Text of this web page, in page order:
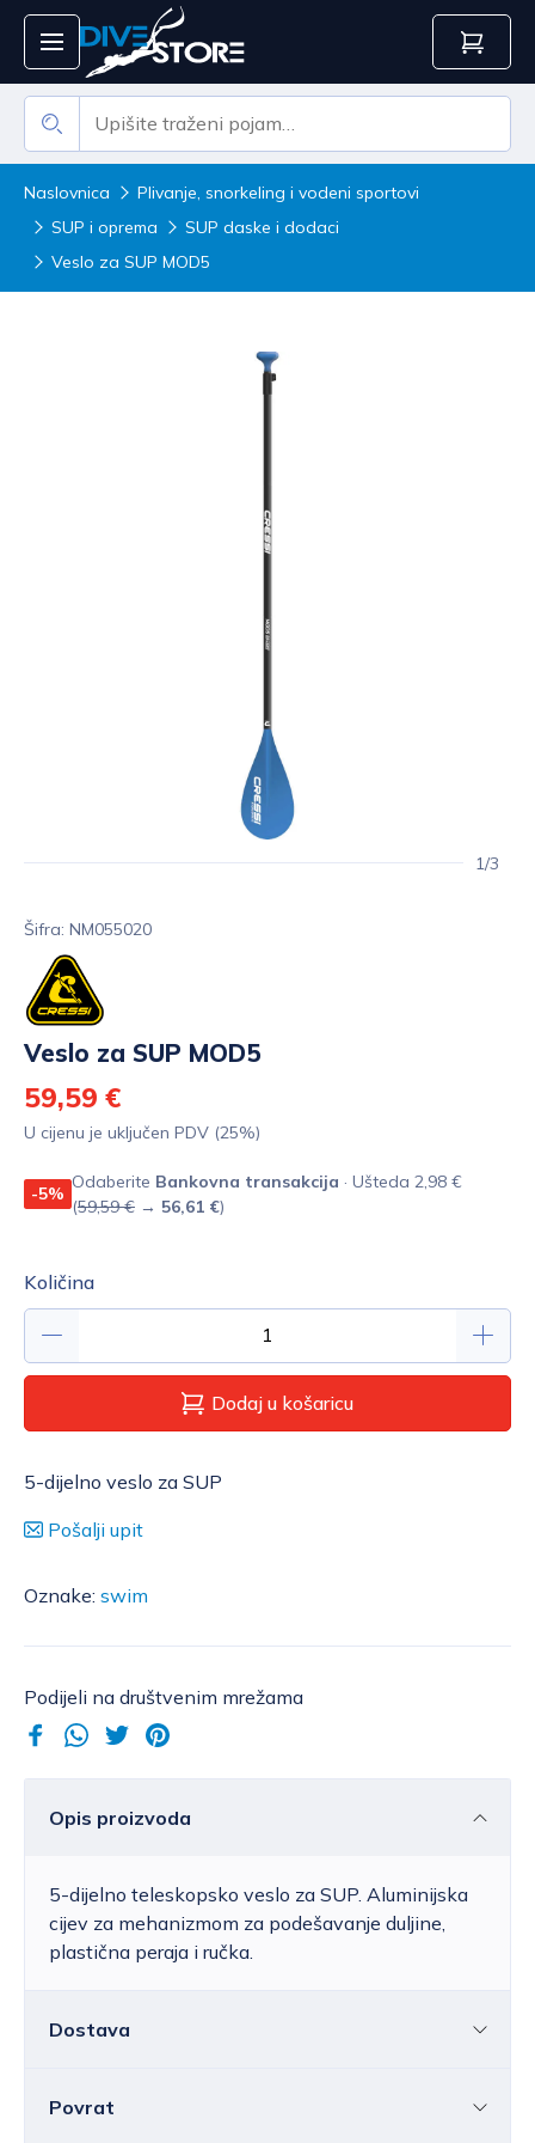
Naslovnica
Plivanje, snorkeling i vodeni sportovi
SUP i oprema
SUP daske i dodaci
Veslo za SUP MOD5
1/3
Šifra: NM055020
Veslo za SUP MOD5
59,59 €
U cijenu je uključen PDV (25%)
-5%
Odaberite Bankovna transakcija · Ušteda 2,98 €
(59,59 € → 56,61 €)
Količina
Dodaj u košaricu
5-dijelno veslo za SUP
Pošalji upit
Oznake: swim
Podijeli na društvenim mrežama
Opis proizvoda
5-dijelno teleskopsko veslo za SUP. Aluminijska
cijev za mehanizmom za podešavanje duljine,
plastična peraja i ručka.
Dostava
Hrvatska
Povrat